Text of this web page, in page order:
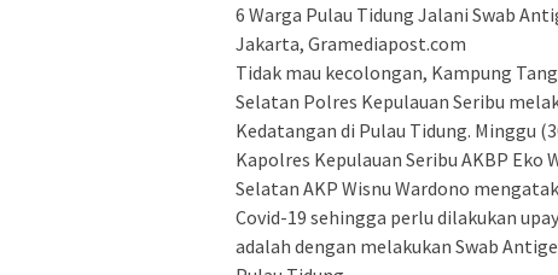
6 Warga Pulau Tidung Jalani Swab
Jakarta, Gramediapost.com
Tidak mau kecolongan, Kampung
Selatan Polres Kepulauan Seribu
Kedatangan di Pulau Tidung. Minggu
Kapolres Kepulauan Seribu AKBP Eko
Selatan AKP Wisnu Wardono
Covid-19 sehingga perlu dilakukan
adalah dengan melakukan Swab